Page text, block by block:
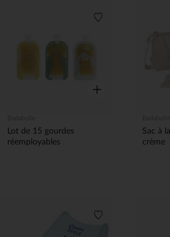
Aperçu rapide
Lot de 15 gourdes
réemployables
Sac à
crème